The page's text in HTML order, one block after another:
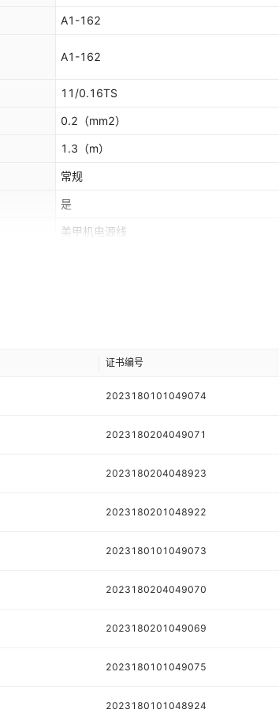
A1-162
A1-162
11/0.16TS
0.2 （mm2）
1.3 （m）
常规
是
美甲机电源线
证书编号
2023180101049074
2023180204049071
2023180204048923
2023180201048922
2023180101049073
2023180204049070
2023180201049069
2023180101049075
2023180101048924